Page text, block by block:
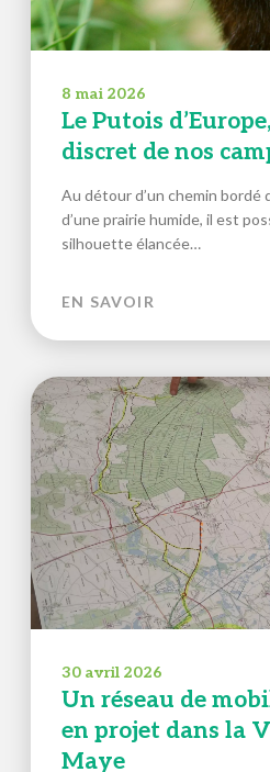
8 mai 2026
Le Putois
discret de nos
Au détour d’un chemin bordé
d’une prairie humide, il est
silhouette élancée…
EN SAVOIR
30 avril 2026
Un réseau de
en projet dans la
Maye